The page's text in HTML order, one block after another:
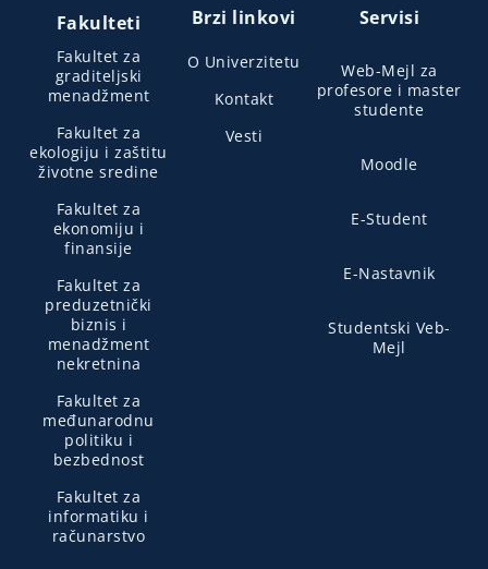
Fakulteti
Fakultet za
graditeljski
menadžment
Fakultet za
ekologiju i zaštitu
životne sredine
Fakultet za
ekonomiju i
finansije
Fakultet za
preduzetnički
biznis i
menadžment
nekretnina
Fakultet za
međunarodnu
politiku i
bezbednost
Fakultet za
informatiku i
računarstvo
Brzi linkovi
O Univerzitetu
Kontakt
Vesti
Servisi
Web-Mejl za
profesore i master
studente
Moodle
E-Student
E-Nastavnik
Studentski Veb-
Mejl